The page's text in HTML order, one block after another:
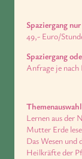
Spaziergang
49,- Euro/
Spaziergang
Anfrage je nach
Lernen aus der
Mutter Erde
Das Wesen und
Heilkräfte der